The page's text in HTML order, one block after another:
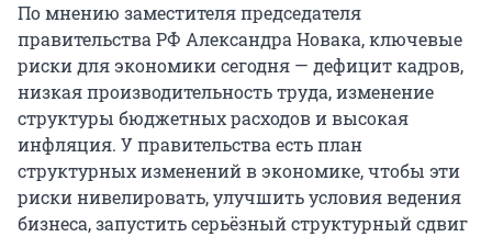
По мнению заместителя председателя
правительства РФ Александра Новака, ключевые
риски для экономики сегодня — дефицит кадров,
низкая производительность труда, изменение
структуры бюджетных расходов и высокая
инфляция. У правительства есть план
структурных изменений в экономике, чтобы эти
риски нивелировать, улучшить условия ведения
бизнеса, запустить серьёзный структурный сдвиг